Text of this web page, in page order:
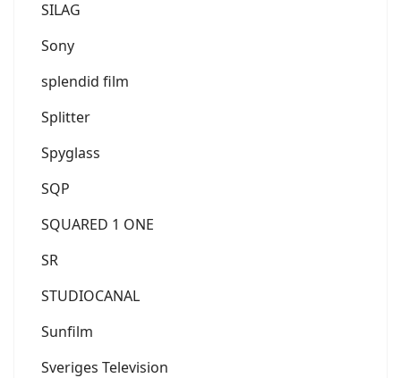
SILAG
Sony
splendid film
Splitter
Spyglass
SQP
SQUARED 1 ONE
SR
STUDIOCANAL
Sunfilm
Sveriges Television